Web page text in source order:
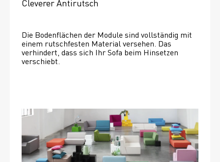
Cleverer Antirutsch
Die Bodenflächen der Module sind vollständig mit
einem rutschfesten Material versehen. Das
verhindert, dass sich Ihr Sofa beim Hinsetzen
verschiebt.